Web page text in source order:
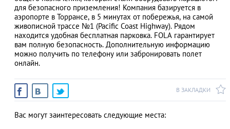
для безопасного приземления! Компания базируется в
аэропорте в Торрансе, в 5 минутах от побережья, на самой
живописной трассе №1 (Pacific Coast Highway). Рядом
находится удобная бесплатная парковка. FOLA гарантирует
вам полную безопасность. Дополнительную информацию
можно получить по телефону или забронировать полет
онлайн.
В ЗАКЛАДКИ
Вас могут заинтересовать следующие места: